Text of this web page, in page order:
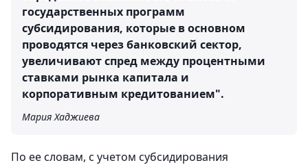
государственных программ
субсидирования, которые в основном
проводятся через банковский сектор,
увеличивают спред между процентными
ставками рынка капитала и
корпоративным кредитованием".
Мария Хаджиева
По ее словам, с учетом субсидирования